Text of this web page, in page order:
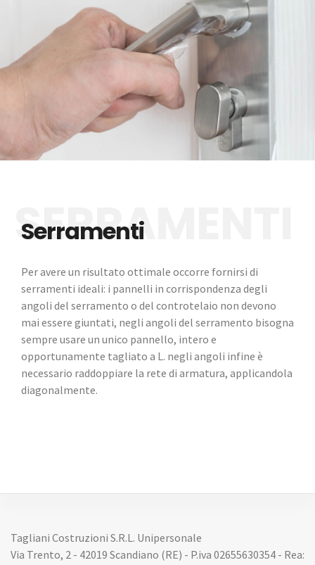
Serramenti
Per avere un risultato ottimale occorre fornirsi di
serramenti ideali: i pannelli in corrispondenza degli
angoli del serramento o del controtelaio non devono
mai essere giuntati, negli angoli del serramento bisogna
sempre usare un unico pannello, intero e
opportunamente tagliato a L. negli angoli infine è
necessario raddoppiare la rete di armatura, applicandola
diagonalmente.
Tagliani Costruzioni S.R.L. Unipersonale
Via Trento, 2 - 42019 Scandiano (RE) - P.iva 02655630354 - Rea: